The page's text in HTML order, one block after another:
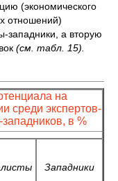
(экономического
отношений)
западники, а вторую
(см. табл. 15).
на
среди экспертов-
в %
Западники